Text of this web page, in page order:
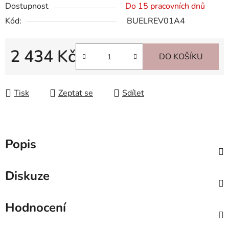
Dostupnost
Do 15 pracovních dnů
Kód:
BUELREV01A4
2 434 Kč DO KOŠÍKU
Tisk Zeptat se Sdílet
Popis
Diskuze
Hodnocení